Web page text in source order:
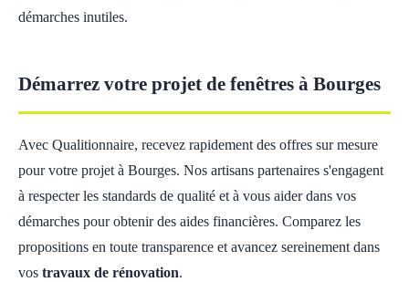
démarches inutiles.
Démarrez votre projet de fenêtres à Bourges
Avec Qualitionnaire, recevez rapidement des offres sur mesure
pour votre projet à Bourges. Nos artisans partenaires s'engagent
à respecter les standards de qualité et à vous aider dans vos
démarches pour obtenir des aides financières. Comparez les
propositions en toute transparence et avancez sereinement dans
vos travaux de rénovation.